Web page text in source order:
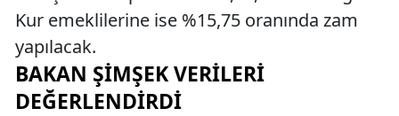
Kur emeklilerine ise %15,75 oranında zam
yapılacak.
BAKAN ŞİMŞEK VERİLERİ
DEĞERLENDİRDİ